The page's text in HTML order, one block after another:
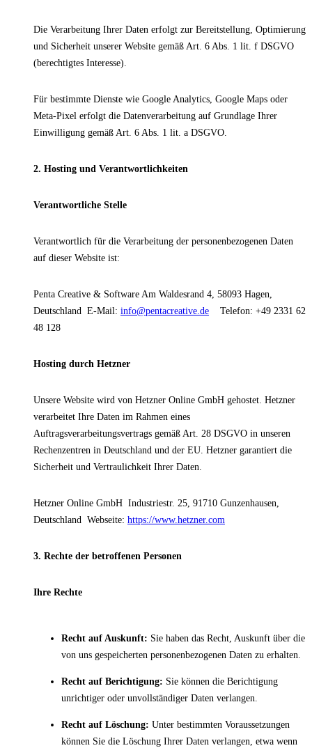
Die Verarbeitung Ihrer Daten erfolgt zur Bereitstellung, Optimierung
und Sicherheit unserer Website gemäß Art. 6 Abs. 1 lit. f DSGVO
(berechtigtes Interesse).
Für bestimmte Dienste wie Google Analytics, Google Maps oder
Meta-Pixel erfolgt die Datenverarbeitung auf Grundlage Ihrer
Einwilligung gemäß Art. 6 Abs. 1 lit. a DSGVO.
2. Hosting und Verantwortlichkeiten
Verantwortliche Stelle
Verantwortlich für die Verarbeitung der personenbezogenen Daten
auf dieser Website ist:
Penta Creative & Software Am Waldesrand 4, 58093 Hagen,
Deutschland E-Mail: info@pentacreative.de
Telefon: +49 2331 62
48 128
Hosting durch Hetzner
Unsere Website wird von Hetzner Online GmbH gehostet. Hetzner
verarbeitet Ihre Daten im Rahmen eines
Auftragsverarbeitungsvertrags gemäß Art. 28 DSGVO in unseren
Rechenzentren in Deutschland und der EU. Hetzner garantiert die
Sicherheit und Vertraulichkeit Ihrer Daten.
Hetzner Online GmbH Industriestr. 25, 91710 Gunzenhausen,
Deutschland Webseite: https://www.hetzner.com
3. Rechte der betroffenen Personen
Ihre Rechte
Recht auf Auskunft: Sie haben das Recht, Auskunft über die
von uns gespeicherten personenbezogenen Daten zu erhalten.
Recht auf Berichtigung: Sie können die Berichtigung
unrichtiger oder unvollständiger Daten verlangen.
Recht auf Löschung: Unter bestimmten Voraussetzungen
können Sie die Löschung Ihrer Daten verlangen, etwa wenn